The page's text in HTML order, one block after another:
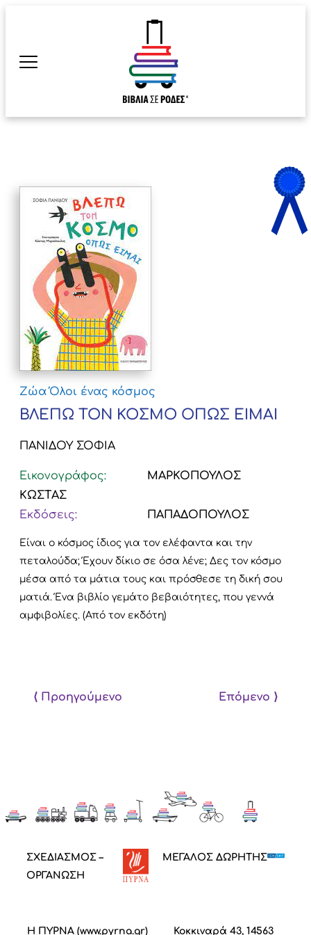
Ζώα Όλοι ένας κόσμος
ΒΛΕΠΩ ΤΟΝ ΚΟΣΜΟ ΟΠΩΣ ΕΙΜΑΙ
ΠΑΝΙΔΟΥ ΣΟΦΙΑ
Εικονογράφος:
ΜΑΡΚΟΠΟΥΛΟΣ
ΚΩΣΤΑΣ
Εκδόσεις:
ΠΑΠΑΔΟΠΟΥΛΟΣ
Είναι ο κόσμος ίδιος για τον ελέφαντα και την
πεταλούδα; Έχουν δίκιο σε όσα λένε; Δες τον κόσμο
μέσα από τα μάτια τους και πρόσθεσε τη δική σου
ματιά. Ένα βιβλίο γεμάτο βεβαιότητες, που γεννά
αμφιβολίες. (Από τον εκδότη)
⟨ Προηγούμενο Επόμενο ⟩
Η ΠΥΡΝΑ (www.pyrna.gr) Κοκκιναρά 43, 14563
ΣΧΕΔΙΑΣΜΟΣ –
ΟΡΓΑΝΩΣΗ
ΜΕΓΑΛΟΣ ΔΩΡΗΤΗΣ